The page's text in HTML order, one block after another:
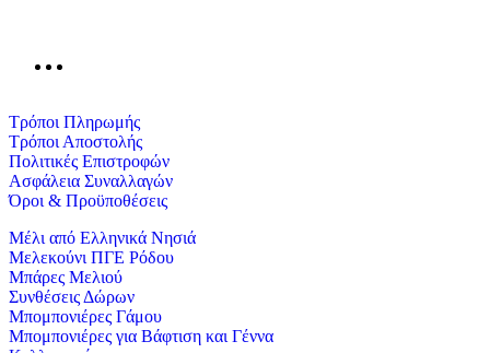
Τρόποι Πληρωμής
Τρόποι Αποστολής
Πολιτικές Επιστροφών
Ασφάλεια Συναλλαγών
Όροι & Προϋποθέσεις
Μέλι από Ελληνικά Νησιά
Μελεκούνι ΠΓΕ Ρόδου
Μπάρες Μελιού
Συνθέσεις Δώρων
Μπομπονιέρες Γάμου
Μπομπονιέρες για Βάφτιση και Γέννα